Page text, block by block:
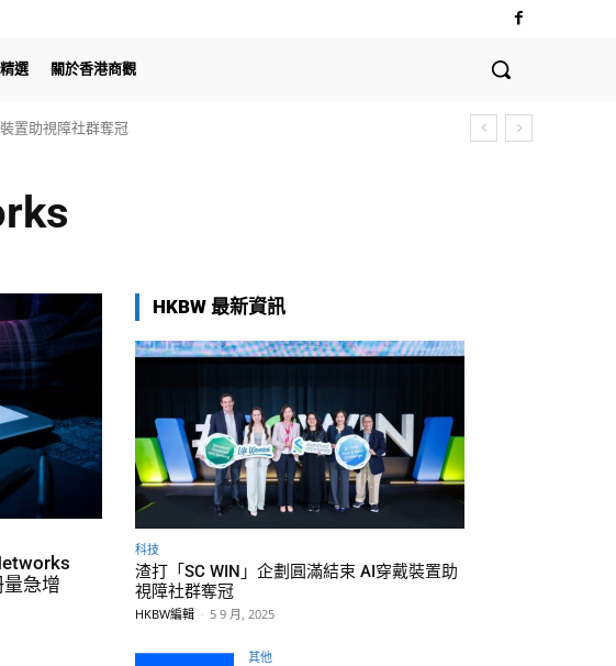
精選 關於香港商觀
置助視障社群奪冠
急增
HKBW 最新資訊
科技
渣打「SC WIN」企劃圓滿結束 AI穿戴裝置助
視障社群奪冠
HKBW編輯 - 5 9 月, 2025
其他